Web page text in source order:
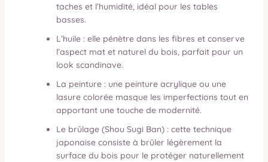
taches et l’humidité, idéal pour les tables
basses.
L’huile : elle pénètre dans les fibres et conserve
l’aspect mat et naturel du bois, parfait pour un
look scandinave.
La peinture : une peinture acrylique ou une
lasure colorée masque les imperfections tout en
apportant une touche de modernité.
Le brûlage (Shou Sugi Ban) : cette technique
japonaise consiste à brûler légèrement la
surface du bois pour le protéger naturellement